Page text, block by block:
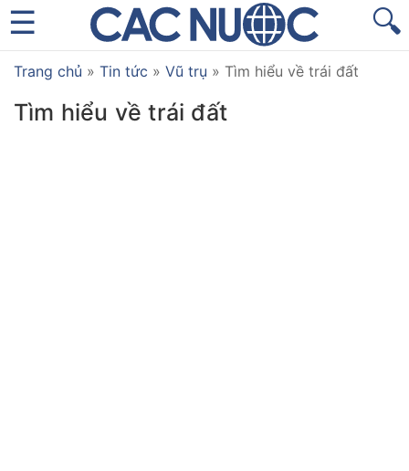
🔍
Trang chủ » Tin tức » Vũ trụ » Tìm hiểu về trái đất
Tìm hiểu về trái đất